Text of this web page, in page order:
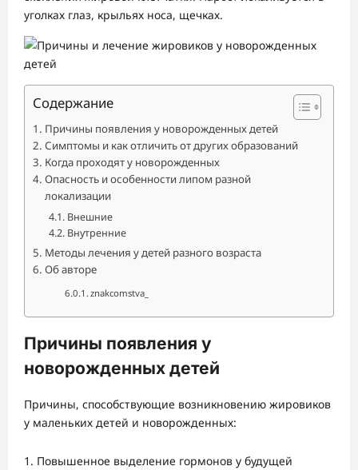
уголках глаз, крыльях носа, щечках.
Содержание
Причины появления у новорожденных детей
Симптомы и как отличить от других образований
Когда проходят у новорожденных
Опасность и особенности липом разной
локализации
Внешние
Внутренние
Методы лечения у детей разного возраста
Об авторе
znakcomstva_
Причины появления у
новорожденных детей
Причины, способствующие возникновению жировиков
у маленьких детей и новорожденных:
Повышенное выделение гормонов у будущей